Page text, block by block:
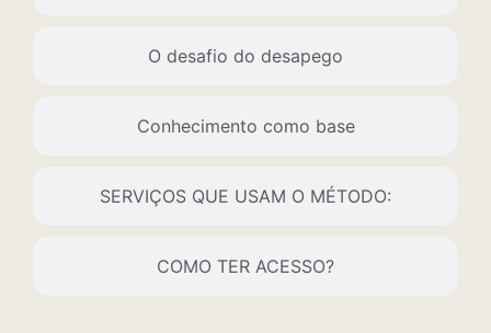
O desafio do desapego
Conhecimento como base
SERVIÇOS QUE USAM O MÉTODO:
COMO TER ACESSO?